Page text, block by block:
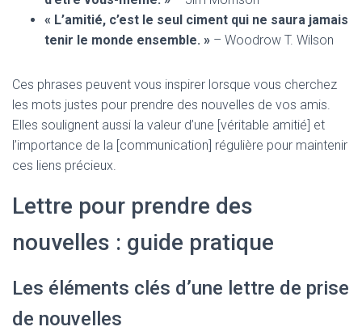
« L’amitié, c’est le seul ciment qui ne saura jamais
tenir le monde ensemble. » – Woodrow T. Wilson
Ces phrases peuvent vous inspirer lorsque vous cherchez
les mots justes pour prendre des nouvelles de vos amis.
Elles soulignent aussi la valeur d’une [véritable amitié] et
l’importance de la [communication] régulière pour maintenir
ces liens précieux.
Lettre pour prendre des
nouvelles : guide pratique
Les éléments clés d’une lettre de prise
de nouvelles